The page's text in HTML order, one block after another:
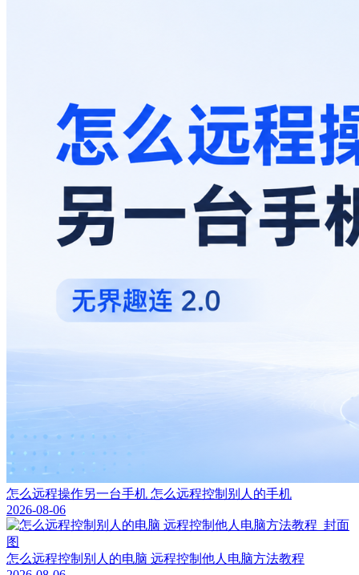
怎么远程操作另一台手机 怎么远程控制别人的手机
2026-08-06
怎么远程控制别人的电脑 远程控制他人电脑方法教程